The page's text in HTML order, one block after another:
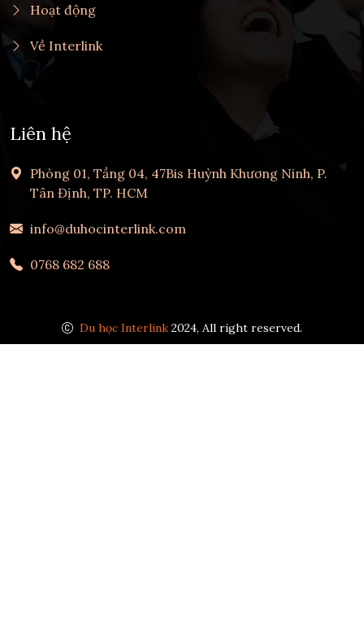
Hoạt động
Về Interlink
Liên hệ
Phòng 01, Tầng 04, 47Bis Huỳnh Khương Ninh, P.
Tân Định, TP. HCM
info@duhocinterlink.com
0768 682 688
Du học Interlink 2024, All right reserved.